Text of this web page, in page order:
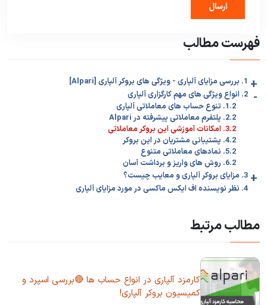
فهرست مطالب
1. بررسی مزایای آلپاری - ویژگی های بروکر آلپاری [Alpari] +
2. انواع ویژگی های مهم کارگزاری آلپاری -
1.2. تنوع حساب های معاملاتی آلپاری
2.2. پلتفرم معاملاتی پیشرفته در Alpari
3.2. امکانات آموزشی این بروکر معاملاتی
4.2. پشتیبانی مشتریان در این بروکر
5.2. نمادهای معاملاتی متنوع
6.2. روش های واریز و برداشت آسان
3. مزایای بروکر آلپاری و معایب چیست؟ +
4. نظر نویسنده اف ایکس ماکسی در مورد مزایای آلپاری
مطالب مرتبط
کارمزد آلپاری در انواع حساب ها 🔴بررسی اسپرد و
کمیسیون بروکر آلپاری!